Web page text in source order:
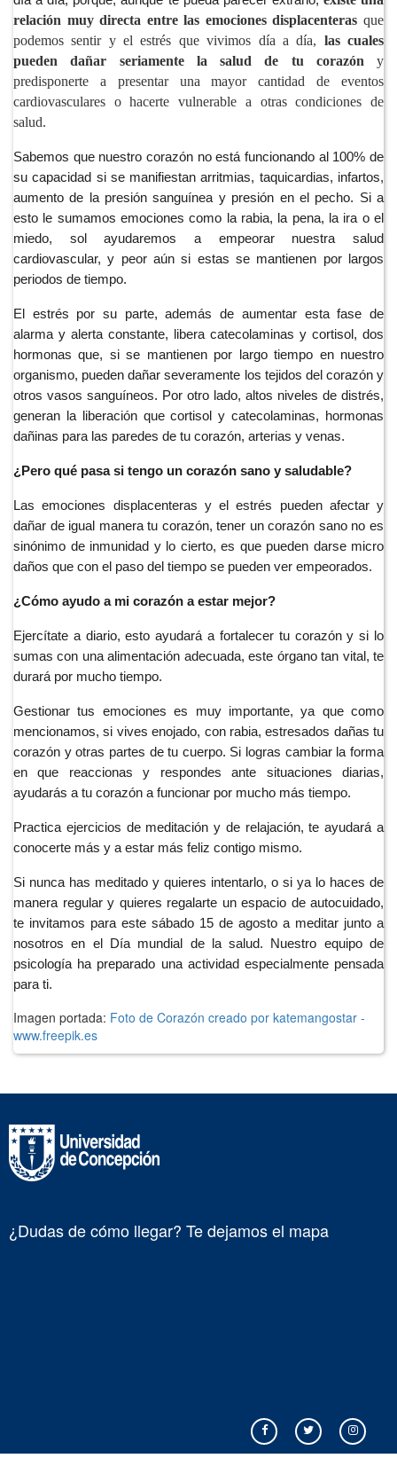
relación muy directa entre las emociones displacenteras que
podemos sentir y el estrés que vivimos día a día, las cuales
pueden dañar seriamente la salud de tu corazón y
predisponerte a presentar una mayor cantidad de eventos
cardiovasculares o hacerte vulnerable a otras condiciones de
salud.
Sabemos que nuestro corazón no está funcionando al 100% de
su capacidad si se manifiestan arritmias, taquicardias, infartos,
aumento de la presión sanguínea y presión en el pecho. Si a
esto le sumamos emociones como la rabia, la pena, la ira o el
miedo, sol ayudaremos a empeorar nuestra salud
cardiovascular, y peor aún si estas se mantienen por largos
periodos de tiempo.
El estrés por su parte, además de aumentar esta fase de
alarma y alerta constante, libera catecolaminas y cortisol, dos
hormonas que, si se mantienen por largo tiempo en nuestro
organismo, pueden dañar severamente los tejidos del corazón y
otros vasos sanguíneos. Por otro lado, altos niveles de distrés,
generan la liberación que cortisol y catecolaminas, hormonas
dañinas para las paredes de tu corazón, arterias y venas.
¿Pero qué pasa si tengo un corazón sano y saludable?
Las emociones displacenteras y el estrés pueden afectar y
dañar de igual manera tu corazón, tener un corazón sano no es
sinónimo de inmunidad y lo cierto, es que pueden darse micro
daños que con el paso del tiempo se pueden ver empeorados.
¿Cómo ayudo a mi corazón a estar mejor?
Ejercítate a diario, esto ayudará a fortalecer tu corazón y si lo
sumas con una alimentación adecuada, este órgano tan vital, te
durará por mucho tiempo.
Gestionar tus emociones es muy importante, ya que como
mencionamos, si vives enojado, con rabia, estresados dañas tu
corazón y otras partes de tu cuerpo. Si logras cambiar la forma
en que reaccionas y respondes ante situaciones diarias,
ayudarás a tu corazón a funcionar por mucho más tiempo.
Practica ejercicios de meditación y de relajación, te ayudará a
conocerte más y a estar más feliz contigo mismo.
Si nunca has meditado y quieres intentarlo, o si ya lo haces de
manera regular y quieres regalarte un espacio de autocuidado,
te invitamos para este sábado 15 de agosto a meditar junto a
nosotros en el Día mundial de la salud. Nuestro equipo de
psicología ha preparado una actividad especialmente pensada
para ti.
Imagen portada: Foto de Corazón creado por katemangostar -
www.freepik.es
¿Dudas de cómo llegar? Te dejamos el mapa